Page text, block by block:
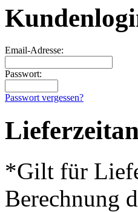
Email-Adresse:
Passwort:
Passwort vergessen?
*Gilt für
Berechnung